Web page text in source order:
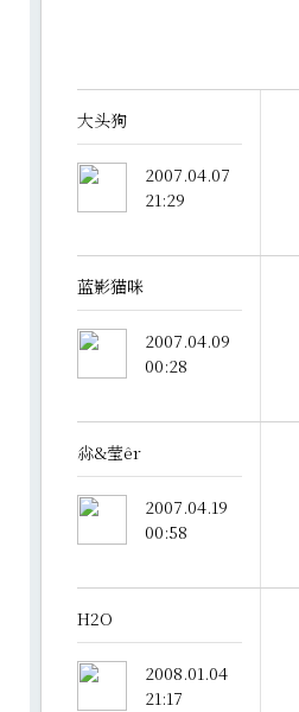
大头狗
2007.04.07
21:29
蓝影猫咪
2007.04.09
00:28
尛&莹êr
2007.04.19
00:58
H2O
2008.01.04
21:17